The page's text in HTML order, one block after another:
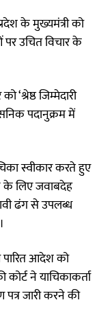
के मुख्यमंत्री को
उचित विचार के
‘श्रेष्ठ जिम्मेदारी
पदानुक्रम में
स्वीकार करते हुए
के लिए जवाबदेह
ढंग से उपलब्ध
पारित आदेश को
ने याचिकाकर्ता
पत्र जारी करने की